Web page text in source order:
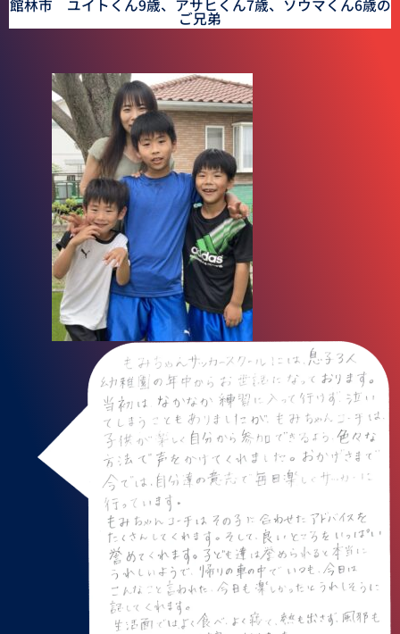
館林市 ユイトくん9歳、アサヒくん7歳、ソウマくん6歳の
ご兄弟